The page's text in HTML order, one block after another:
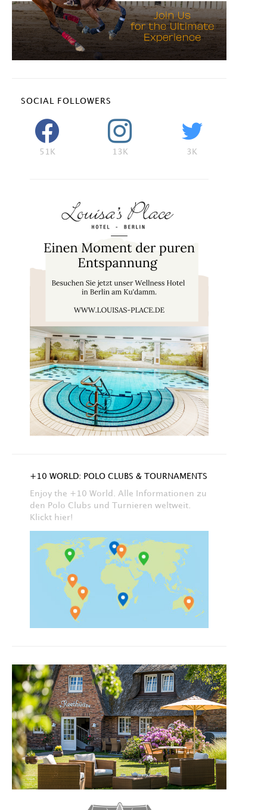
SOCIAL FOLLOWERS
51K 13K 3K
+10 WORLD: POLO CLUBS & TOURNAMENTS
Enjoy the +10 World. Alle Informationen zu
den Polo Clubs und Turnieren weltweit.
Klickt hier!